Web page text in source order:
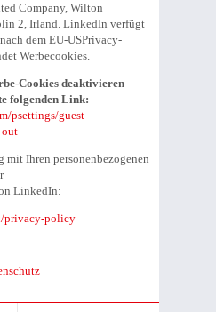
Company, Wilton
2, Irland. LinkedIn verfügt
dem EU-USPrivacy-
Werbecookies.
Cookies deaktivieren
folgenden Link:
psettings/guest-
out
mit Ihren personenbezogenen
LinkedIn:
privacy-policy